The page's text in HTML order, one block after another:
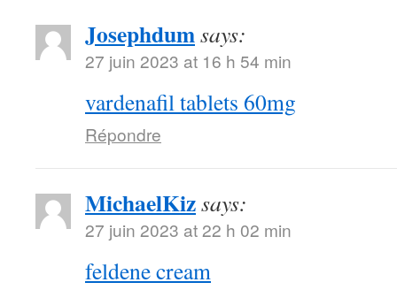
Josephdumsays:
27 juin 2023 at 16 h 54 min
vardenafil tablets 60mg
Répondre
MichaelKizsays:
27 juin 2023 at 22 h 02 min
feldene cream